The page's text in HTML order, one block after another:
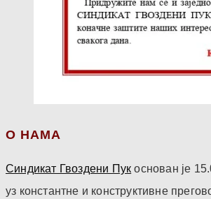
О НАМА
Синдикат Гвоздени Пук основан је
уз константне и конструктивне